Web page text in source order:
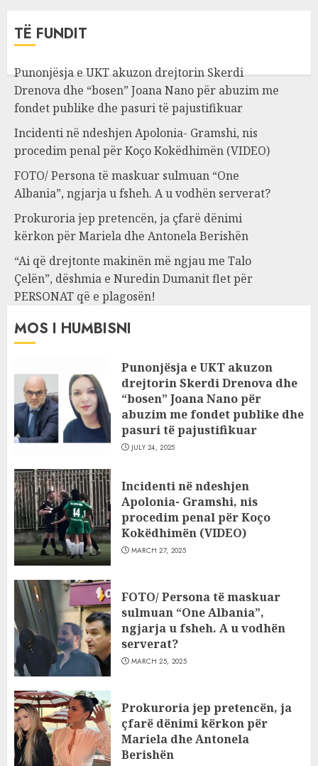
TË FUNDIT
Punonjësja e UKT akuzon drejtorin Skerdi
Drenova dhe “bosen” Joana Nano për abuzim me
fondet publike dhe pasuri të pajustifikuar
Incidenti në ndeshjen Apolonia- Gramshi, nis
procedim penal për Koço Kokëdhimën (VIDEO)
FOTO/ Persona të maskuar sulmuan “One
Albania”, ngjarja u fsheh. A u vodhën serverat?
Prokuroria jep pretencën, ja çfarë dënimi
kërkon për Mariela dhe Antonela Berishën
“Ai që drejtonte makinën më ngjau me Talo
Çelën”, dëshmia e Nuredin Dumanit flet për
PERSONAT që e plagosën!
MOS I HUMBISNI
Punonjësja e UKT akuzon
drejtorin Skerdi Drenova dhe
“bosen” Joana Nano për
abuzim me fondet publike dhe
pasuri të pajustifikuar
JULY 24, 2025
Incidenti në ndeshjen
Apolonia- Gramshi, nis
procedim penal për Koço
Kokëdhimën (VIDEO)
MARCH 27, 2025
FOTO/ Persona të maskuar
sulmuan “One Albania”,
ngjarja u fsheh. A u vodhën
serverat?
MARCH 25, 2025
Prokuroria jep pretencën, ja
çfarë dënimi kërkon për
Mariela dhe Antonela
Berishën